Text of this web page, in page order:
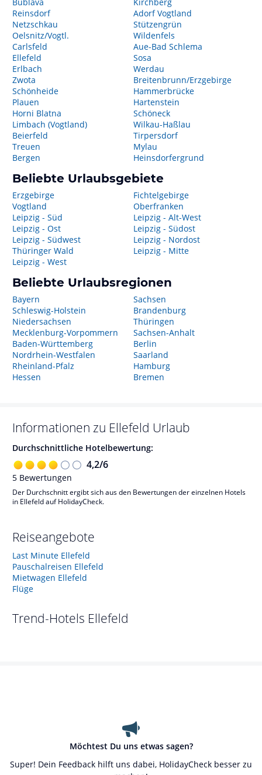
Reinsdorf
Netzschkau
Oelsnitz/Vogtl.
Carlsfeld
Ellefeld
Erlbach
Zwota
Schönheide
Plauen
Horni Blatna
Limbach (Vogtland)
Beierfeld
Treuen
Bergen
Adorf Vogtland
Stützengrün
Wildenfels
Aue-Bad Schlema
Sosa
Werdau
Breitenbrunn/Erzgebirge
Hammerbrücke
Hartenstein
Schöneck
Wilkau-Haßlau
Tirpersdorf
Mylau
Heinsdorfergrund
Beliebte Urlaubsgebiete
Erzgebirge
Vogtland
Leipzig - Süd
Leipzig - Ost
Leipzig - Südwest
Thüringer Wald
Leipzig - West
Fichtelgebirge
Oberfranken
Leipzig - Alt-West
Leipzig - Südost
Leipzig - Nordost
Leipzig - Mitte
Beliebte Urlaubsregionen
Bayern
Schleswig-Holstein
Niedersachsen
Mecklenburg-Vorpommern
Baden-Württemberg
Nordrhein-Westfalen
Rheinland-Pfalz
Hessen
Sachsen
Brandenburg
Thüringen
Sachsen-Anhalt
Berlin
Saarland
Hamburg
Bremen
Informationen zu Ellefeld Urlaub
Durchschnittliche Hotelbewertung:
4,2/6
5 Bewertungen
Der Durchschnitt ergibt sich aus den Bewertungen der einzelnen Hotels
in Ellefeld auf HolidayCheck.
Reiseangebote
Last Minute Ellefeld
Pauschalreisen Ellefeld
Mietwagen Ellefeld
Flüge
Trend-Hotels Ellefeld
Möchtest Du uns etwas sagen?
Super! Dein Feedback hilft uns dabei, HolidayCheck besser zu